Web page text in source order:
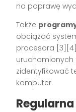
na poprawę
Także
obciążać
procesora
uruchomionych
zidentyfikować
komputer.